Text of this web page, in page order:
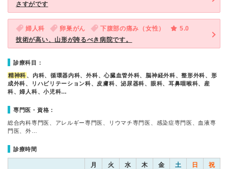
さすがです
婦人科 卵巣がん 下腹部の痛み（女性）
5.0
技術が高い、山形が誇るべき病院です。
診療科目：
精神科 、内科、循環器内科、外科、心臓血管外科、脳神経外科、整形外科、形
成外科、リハビリテーション科、皮膚科、泌尿器科、眼科、耳鼻咽喉科、産
科、婦人科、小児科…
専門医・資格：
総合内科専門医、アレルギー専門医、リウマチ専門医、感染症専門医、血液専
門医、外…
診療時間
月 火 水 木 金 土 日 祝